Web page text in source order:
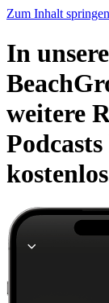
Zum Inhalt springen
In
weitere